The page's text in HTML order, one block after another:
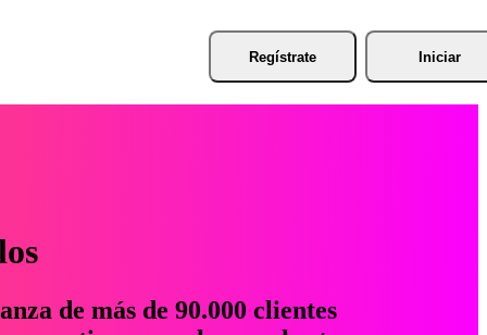
Regístrate Iniciar
de más de 90.000 clientes